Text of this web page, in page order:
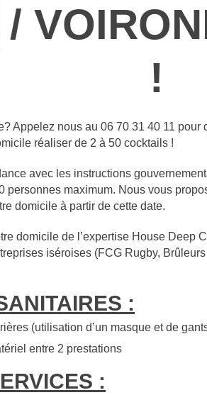
/
!
Appelez nous au 06 70 31 40 11 pour
réaliser de 2 à 50 cocktails !
avec les instructions
personnes maximum. Nous vous
domicile à partir de cette date.
domicile de l’expertise House Deep
iséroises (FCG Rugby,
:
(utilisation d’un masque et de
entre 2 prestations
: